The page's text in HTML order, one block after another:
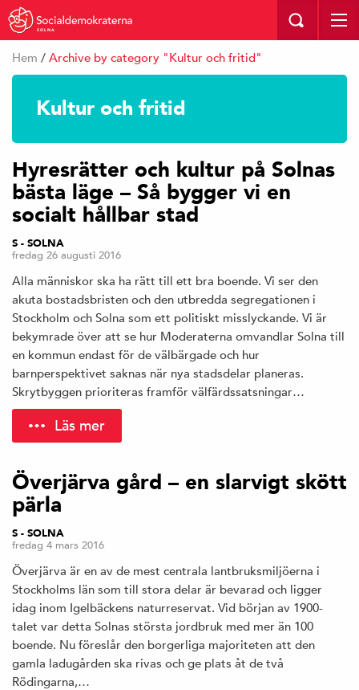
SOLNA
Hem / Archive by category "Kultur och fritid"
Kultur och fritid
Hyresrätter och kultur på Solnas
bästa läge – Så bygger vi en
socialt hållbar stad
S - SOLNA
fredag 26 augusti 2016
Alla människor ska ha rätt till ett bra boende. Vi ser den
akuta bostadsbristen och den utbredda segregationen i
Stockholm och Solna som ett politiskt misslyckande. Vi är
bekymrade över att se hur Moderaterna omvandlar Solna till
en kommun endast för de välbärgade och hur
barnperspektivet saknas när nya stadsdelar planeras.
Skrytbyggen prioriteras framför välfärdssatsningar…
Läs mer
Överjärva gård – en slarvigt skött
pärla
S - SOLNA
fredag 4 mars 2016
Överjärva är en av de mest centrala lantbruksmiljöerna i
Stockholms län som till stora delar är bevarad och ligger
idag inom Igelbäckens naturreservat. Vid början av 1900-
talet var detta Solnas största jordbruk med mer än 100
boende. Nu föreslår den borgerliga majoriteten att den
gamla ladugården ska rivas och ge plats åt de två
Rödingarna,…